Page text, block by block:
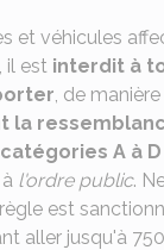
et véhicules
il est interdit à
, de
la
A à D
l'ordre public.
est
aller jusqu'à